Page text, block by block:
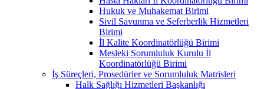
Hukuk ve Muhakemat Birimi
Sivil Savunma ve Seferberlik Hizmetleri
Birimi
İl Kalite Koordinatörlüğü Birimi
Mesleki Sorumluluk Kurulu İl
Koordinatörlüğü Birimi
İş Süreçleri, Prosedürler ve Sorumluluk Matrisleri
Halk Sağlığı Hizmetleri Başkanlığı